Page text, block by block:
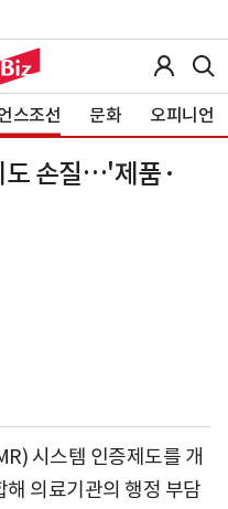
스조선 문화 오피니언
도 손질…'제품·
시스템 인증제도를 개
의료기관의 행정 부담